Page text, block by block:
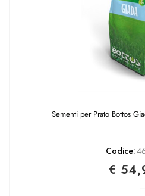
Sementi per Prato Bottos
Codice:
€